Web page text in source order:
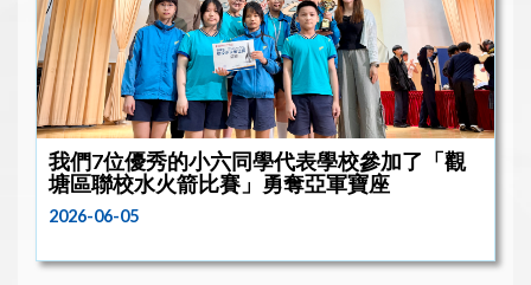
我們7位優秀的小六同學代表學校參加了「觀
塘區聯校水火箭比賽」勇奪亞軍寶座
2026-06-05